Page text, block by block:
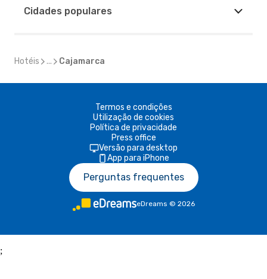
Cidades populares
Hotéis ... Cajamarca
Termos e condições
Utilização de cookies
Política de privacidade
Press office
Versão para desktop
App para iPhone
Perguntas frequentes
eDreams © 2026
;